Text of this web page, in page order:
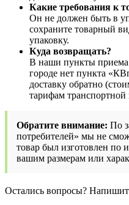
Какие требования к
Он не должен быть в
сохраните товарный
упаковку.
Куда возвращать?
В наши пункты
городе нет пункта
доставку обратно
тарифам
Обратите внимание: По
потребителей» мы не
товар был изготовлен по
вашим размерам или
Остались вопросы?